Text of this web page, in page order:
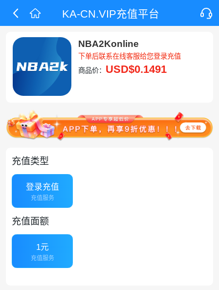
KA-CN.VIP充值平台
NBA2Konline
下单后联系在线客服给您登录充值
商品价： USD$0.1491
充值类型
登录充值
充值服务
充值面额
1元
充值服务